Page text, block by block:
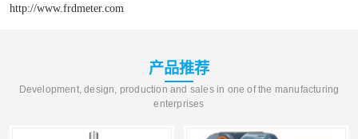
http://www.frdmeter.com
产品推荐
Development, design, production and sales in one of the manufacturing
enterprises